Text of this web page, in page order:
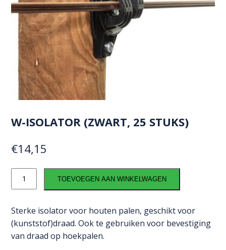
W-ISOLATOR (ZWART, 25 STUKS)
€14,15
isolator
25
aantal
TOEVOEGEN AAN WINKELWAGEN
Sterke isolator voor houten palen, geschikt voor
(kunststof)draad. Ook te gebruiken voor bevestiging
van draad op hoekpalen.